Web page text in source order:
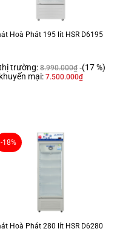
Hoà Phát 195 lít HSR D6195
trường: 8.990.000₫ (17 %)
mại: 7.500.000₫
-18%
Hoà Phát 280 lít HSR D6280